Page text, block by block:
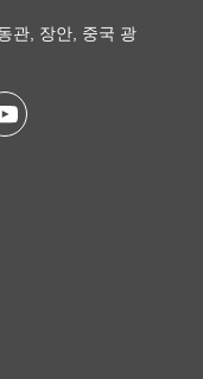
관, 장안, 중국 광